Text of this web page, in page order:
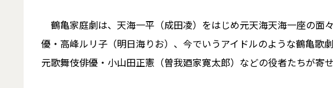
鶴亀家庭劇は、天海一平（成田凌）をはじめ元天海天海一座の面
優・高峰ルリ子（明日海りお）、今でいうアイドルのような鶴亀歌
元歌舞伎俳優・小山田正憲（曽我廼家寛太郎）などの役者たちが寄